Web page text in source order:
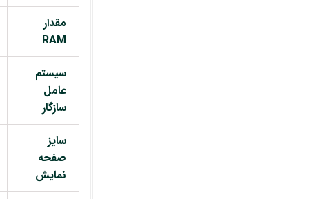
مقدار
RAM
سیستم
عامل
سازگار
سایز
صفحه
نمایش